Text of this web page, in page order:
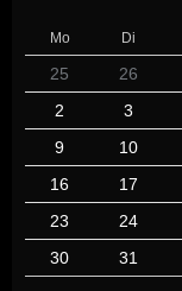
Mo Di
25 26
2
3
9
10
16
17
23
24
30
31